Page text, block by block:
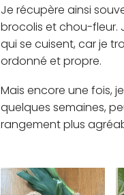
Je récupère ainsi
brocolis et chou-fleur.
qui se cuisent, car je
ordonné et propre.
Mais encore une fois,
quelques semaines,
rangement plus